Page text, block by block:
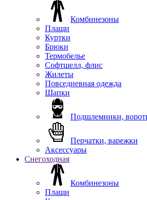
Комбинезоны
Плащи
Куртки
Брюки
Термобелье
Софтшелл, флис
Жилеты
Повседневная одежда
Шапки
Подшлемники,
Перчатки, варежки
Аксессуары
Снегоходная
Комбинезоны
Плащи